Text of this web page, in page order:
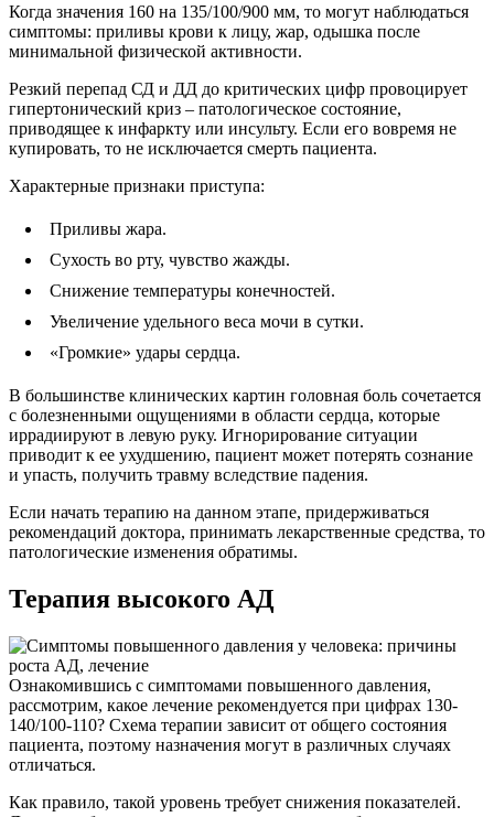
Когда значения 160 на 135/100/900 мм, то могут наблюдаться
симптомы: приливы крови к лицу, жар, одышка после
минимальной физической активности.
Резкий перепад СД и ДД до критических цифр провоцирует
гипертонический криз – патологическое состояние,
приводящее к инфаркту или инсульту. Если его вовремя не
купировать, то не исключается смерть пациента.
Характерные признаки приступа:
Приливы жара.
Сухость во рту, чувство жажды.
Снижение температуры конечностей.
Увеличение удельного веса мочи в сутки.
«Громкие» удары сердца.
В большинстве клинических картин головная боль сочетается
с болезненными ощущениями в области сердца, которые
иррадиируют в левую руку. Игнорирование ситуации
приводит к ее ухудшению, пациент может потерять сознание
и упасть, получить травму вследствие падения.
Если начать терапию на данном этапе, придерживаться
рекомендаций доктора, принимать лекарственные средства, то
патологические изменения обратимы.
Терапия высокого АД
Ознакомившись с симптомами повышенного давления,
рассмотрим, какое лечение рекомендуется при цифрах 130-
140/100-110? Схема терапии зависит от общего состояния
пациента, поэтому назначения могут в различных случаях
отличаться.
Как правило, такой уровень требует снижения показателей.